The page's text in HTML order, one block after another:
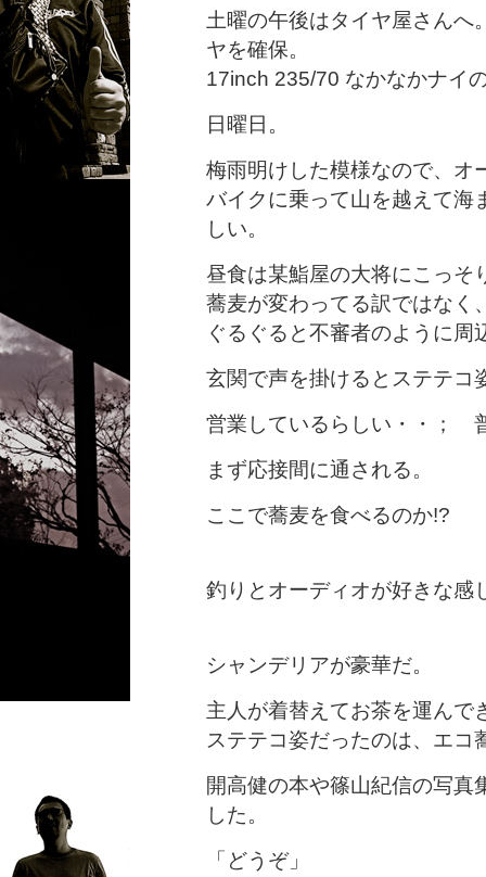
土曜の午後はタイヤ屋さんへ
ヤを確保。
17inch 235/70 なかなかナイ
日曜日。
梅雨明けした模様なので、オ
バイクに乗って山を越えて海
しい。
昼食は某鮨屋の大将にこっそ
蕎麦が変わってる訳ではなく
ぐるぐると不審者のように
玄関で声を掛けるとステテコ
営業しているらしい・・；
まず応接間に通される。
ここで蕎麦を食べるのか!?
釣りとオーディオが好きな感
シャンデリアが豪華だ。
主人が着替えてお茶を運んで
ステテコ姿だったのは、エコ
開高健の本や篠山紀信の写真
した。
「どうぞ」